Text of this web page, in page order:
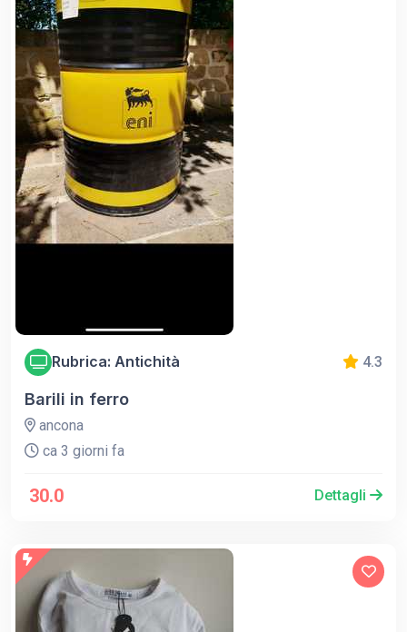
Rubrica: Antichità 4.3
Barili in ferro
ancona
ca 3 giorni fa
30.0 Dettagli